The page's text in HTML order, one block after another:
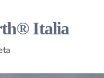
Italia